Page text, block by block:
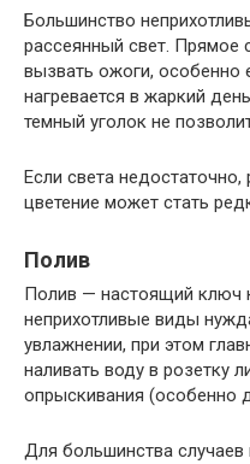
Большинство
рассеянный свет. Прямое
вызвать ожоги, особенно
нагревается в жаркий
темный уголок не
Если света
цветение может стать
Полив
Полив — настоящий ключ
неприхотливые виды
увлажнении, при этом
наливать воду в розетку
опрыскивания (особенно
Для большинства случаев